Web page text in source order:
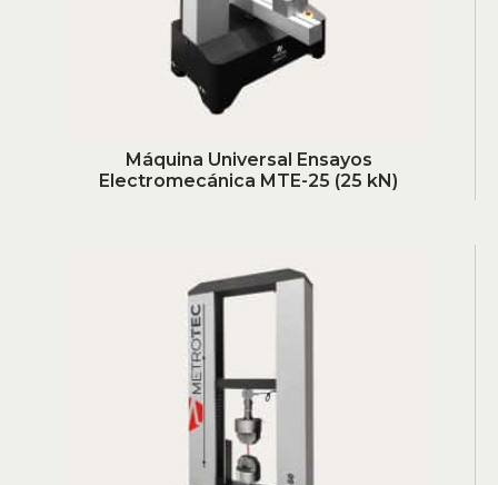
Máquina Universal Ensayos
Electromecánica MTE-25 (25 kN)